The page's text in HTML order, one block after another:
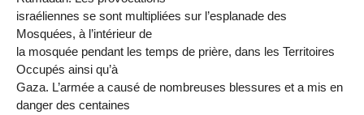
israéliennes se sont multipliées sur l’esplanade des
Mosquées, à l’intérieur de
la mosquée pendant les temps de prière, dans les Territoires
Occupés ainsi qu’à
Gaza. L’armée a causé de nombreuses blessures et a mis en
danger des centaines